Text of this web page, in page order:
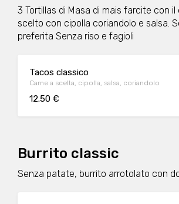
3 Tortillas di Masa di mais farcite con
scelto con cipolla coriandolo e salsa.
preferita Senza riso e fagioli
Tacos classico
Carne a scelta, cipolla, salsa, coriandolo
12.50 €
Burrito classic
Senza patate, burrito arrotolato con